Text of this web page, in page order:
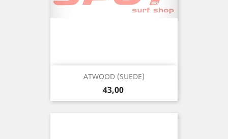
ATWOOD (SUEDE)
Precio
43,00